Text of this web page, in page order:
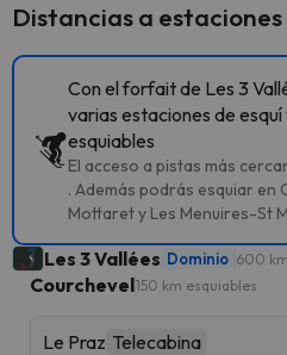
Distancias a
Con el forfait de Les 3
varias estaciones de
esquiables
El acceso a pistas más
. Además podrás esquiar en
Mottaret y Les Menuires-St
Les 3 Vallées Dominio 600
Courchevel150 km esquiables
Le Praz Telecabina